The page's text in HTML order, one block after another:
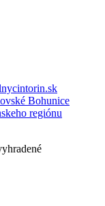
Bohunice
regiónu